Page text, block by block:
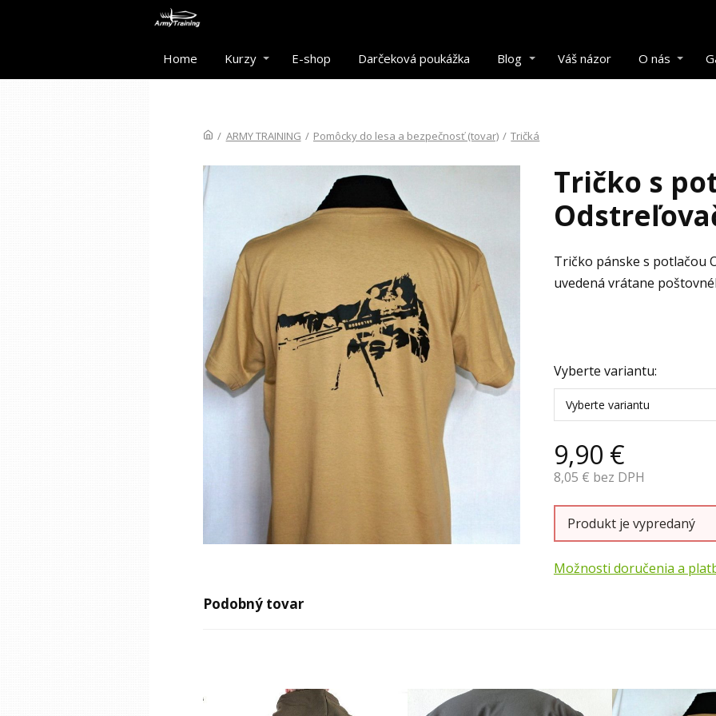
Home Kurzy E-shop Darčeková poukážka Blog Váš názor O nás
/ ARMY TRAINING / Pomôcky do lesa a bezpečnosť (tovar) / Tričká
Tričko s
Tričko pánske s potlačou
uvedená vrátane
Vyberte variantu:
Vyberte variantu
9,90 €
8,05 € bez DPH
Produkt je vypredaný
Možnosti doručenia a
Podobný tovar